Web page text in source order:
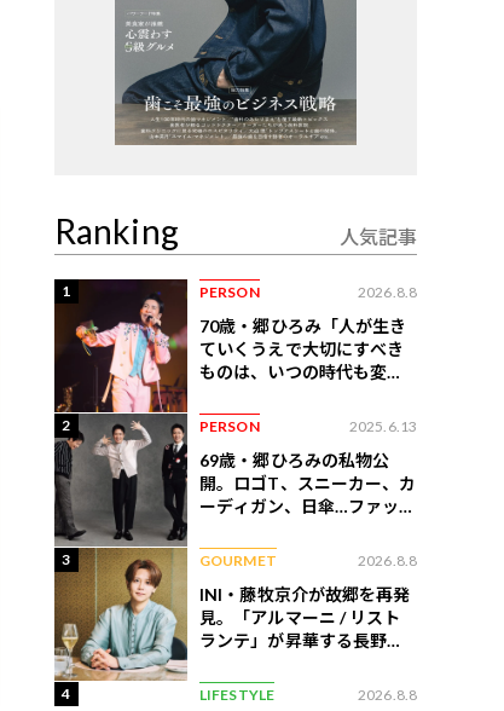
Ranking 人気記事
1 PERSON 2026.8.8
70歳・郷ひろみ「人が生き
ていくうえで大切にすべき
ものは、いつの時代も変わ
2 PERSON 2025.6.13
69歳・郷ひろみの私物公
開。ロゴT、スニーカー、カ
ーディガン、日傘…ファッシ
3 GOURMET 2026.8.8
INI・藤牧京介が故郷を再発
見。「アルマーニ / リスト
ランテ」が昇華する長野の
4 LIFESTYLE 2026.8.8